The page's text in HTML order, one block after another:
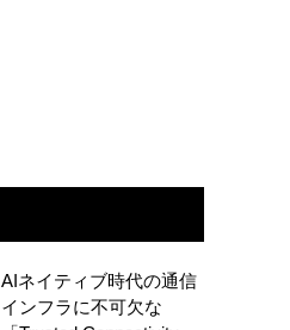
AIネイティブ時代の通信
インフラに不可欠な